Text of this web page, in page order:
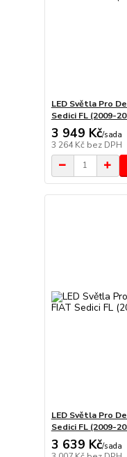
LED Světla Pro
Sedici FL (2009-
3 949 Kč/sada
3 264 Kč bez DPH
LED Světla Pro
Sedici FL (2009-
3 639 Kč/sada